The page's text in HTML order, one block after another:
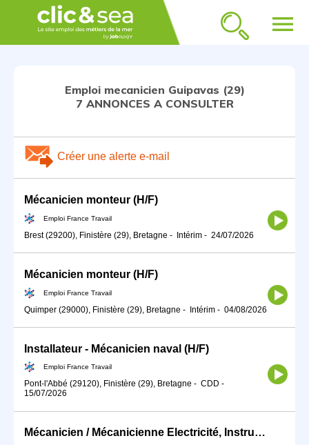
menu
Emploi mecanicien Guipavas (29)
7 ANNONCES A CONSULTER
Créer une alerte e-mail
Mécanicien monteur (H/F)
Emploi France Travail
Brest (29200), Finistère (29), Bretagne - Intérim - 24/07/2026
Mécanicien monteur (H/F)
Emploi France Travail
Quimper (29000), Finistère (29), Bretagne - Intérim - 04/08/2026
Installateur - Mécanicien naval (H/F)
Emploi France Travail
Pont-l'Abbé (29120), Finistère (29), Bretagne - CDD -
15/07/2026
Mécanicien / Mécanicienne Electricité, Instrument de bord, Radio (H/F)